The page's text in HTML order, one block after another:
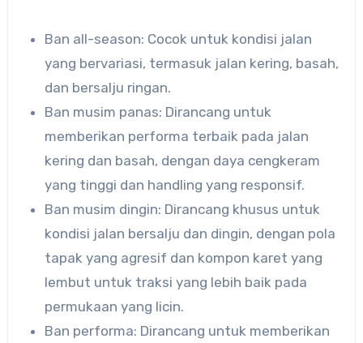
Ban all-season: Cocok untuk kondisi jalan
yang bervariasi, termasuk jalan kering, basah,
dan bersalju ringan.
Ban musim panas: Dirancang untuk
memberikan performa terbaik pada jalan
kering dan basah, dengan daya cengkeram
yang tinggi dan handling yang responsif.
Ban musim dingin: Dirancang khusus untuk
kondisi jalan bersalju dan dingin, dengan pola
tapak yang agresif dan kompon karet yang
lembut untuk traksi yang lebih baik pada
permukaan yang licin.
Ban performa: Dirancang untuk memberikan